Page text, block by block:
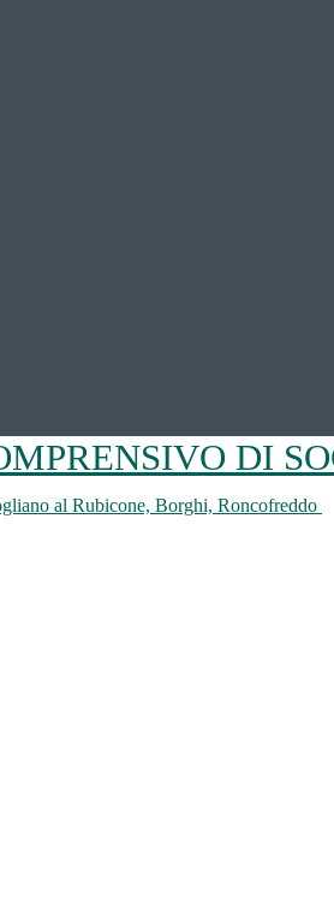
DI
al Rubicone, Borghi, Roncofreddo